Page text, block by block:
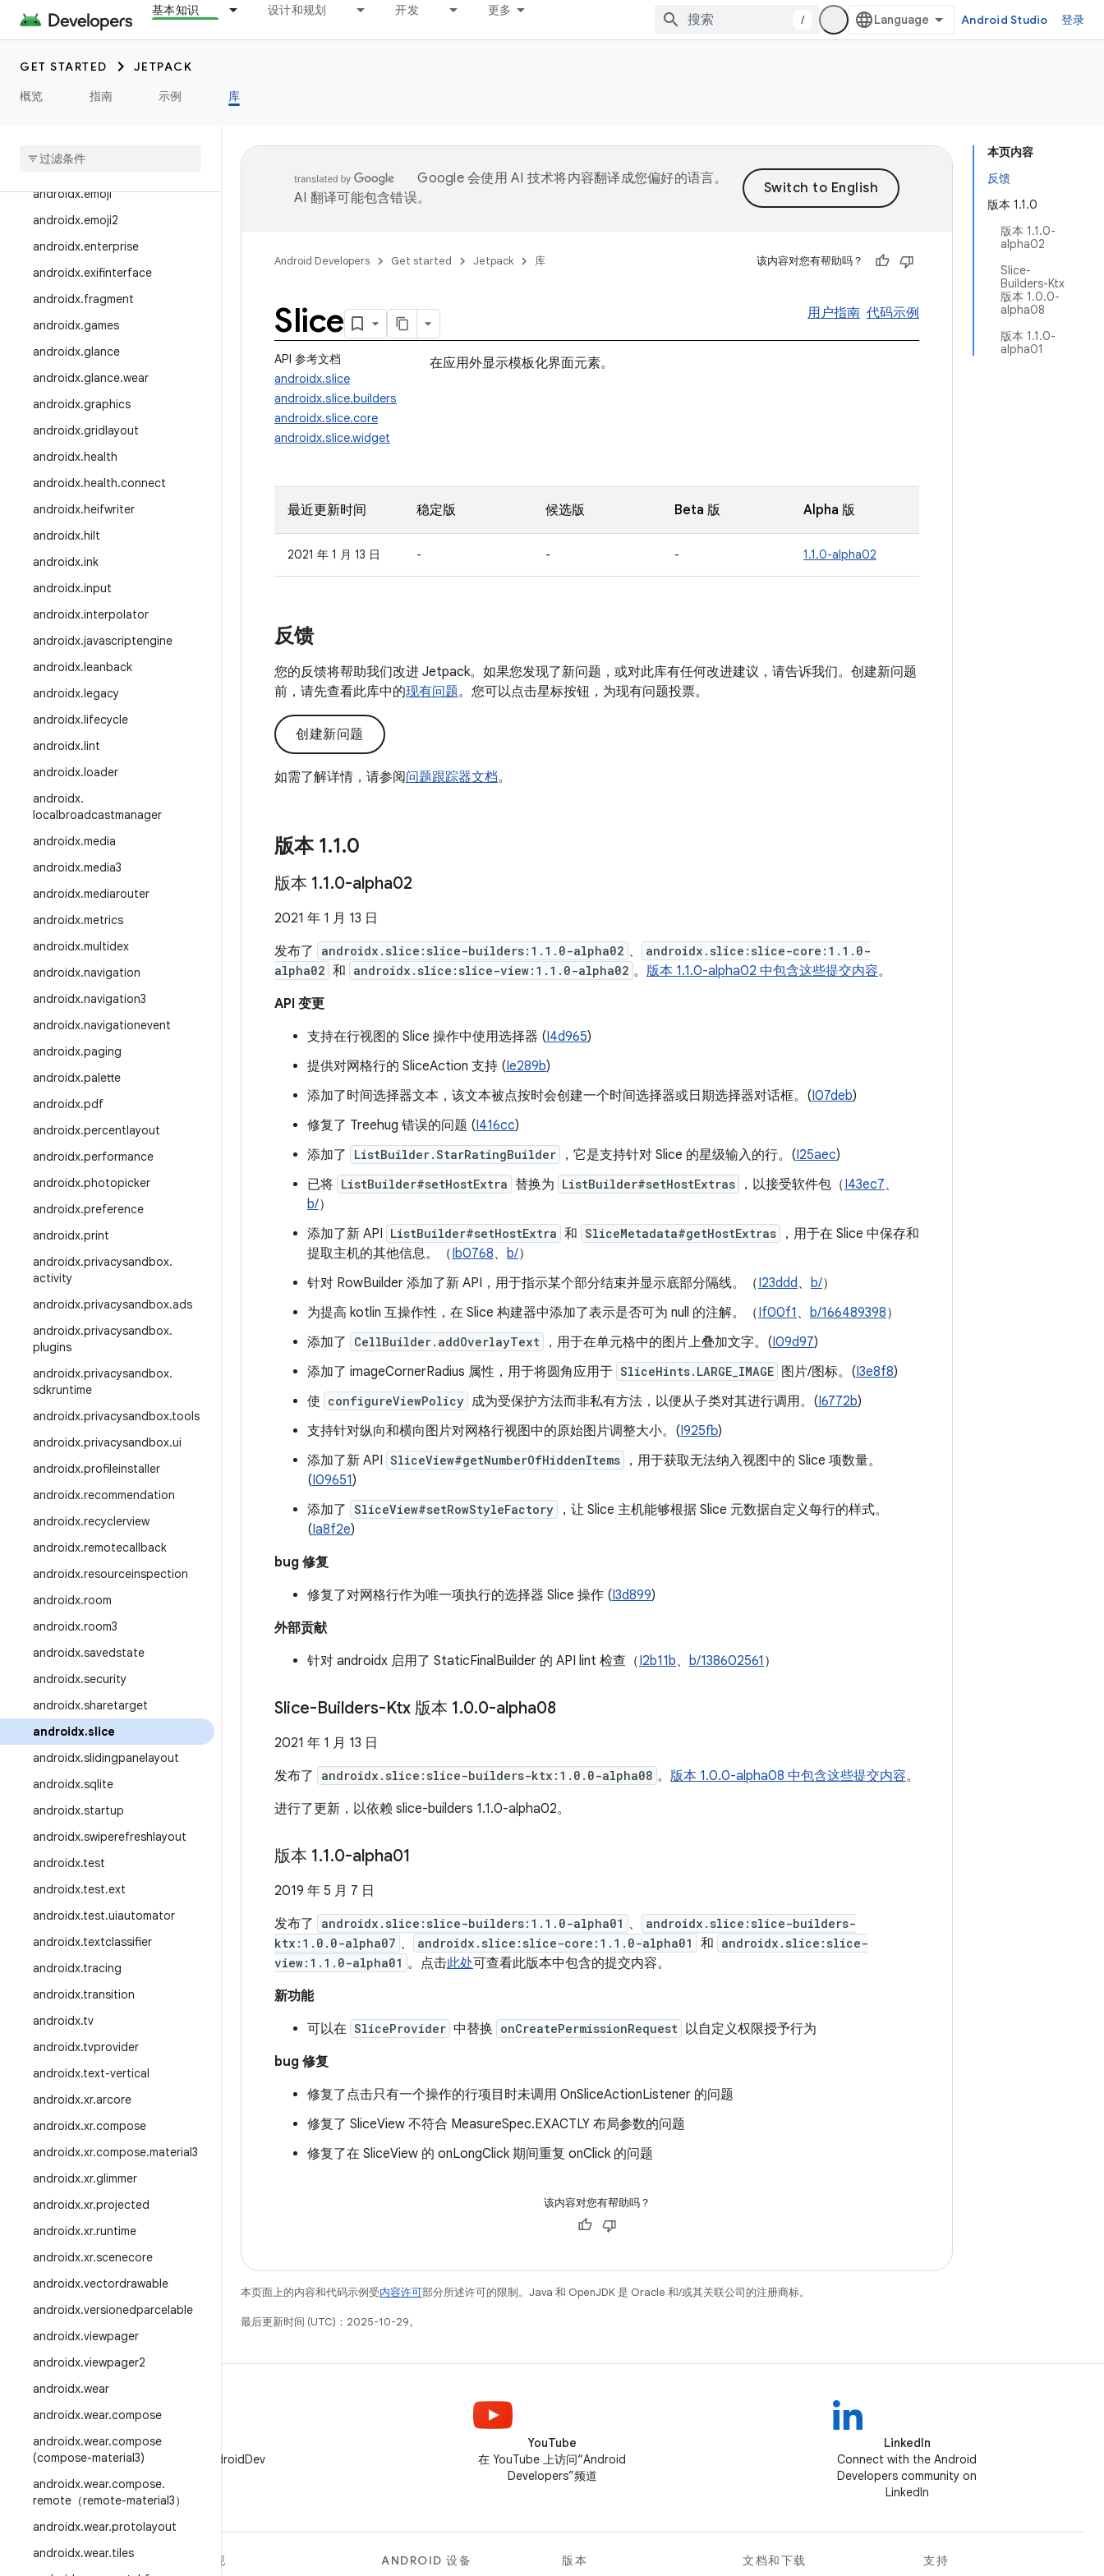
基本知识 设计和规划 开发 更多
/ Android Studio 登录
GET STARTED
JETPACK
概览
指南 示例 库
androidx.customview
androidx.databinding
androidx.datastore
androidx.documentfile
androidx .
androidx.emoji
androidx.emoji2
androidx.enterprise
androidx.exifinterface
androidx.fragment
androidx.games
androidx.glance
androidx.glance.wear
androidx.graphics
androidx.gridlayout
androidx.health
androidx.health.connect
androidx.heifwriter
androidx.hilt
androidx.ink
androidx.input
androidx.interpolator
androidx.javascriptengine
androidx.leanback
androidx.legacy
androidx.lifecycle
androidx.lint
androidx.loader
androidx.
localbroadcastmanager
androidx.media
androidx.media3
androidx.mediarouter
androidx.metrics
androidx.multidex
androidx.navigation
androidx.navigation3
androidx.navigationevent
androidx.paging
androidx.palette
androidx.pdf
androidx.percentlayout
androidx.performance
androidx.photopicker
androidx.preference
androidx.print
androidx.privacysandbox.
activity
androidx.privacysandbox.ads
androidx.privacysandbox.
plugins
androidx.privacysandbox.
sdkruntime
androidx.privacysandbox.tools
androidx.privacysandbox.ui
androidx.profileinstaller
androidx.recommendation
androidx.recyclerview
androidx.remotecallback
androidx.resourceinspection
androidx.room
androidx.room3
androidx.savedstate
androidx.security
androidx.sharetarget
androidx.slice
androidx.slidingpanelayout
androidx.sqlite
androidx.startup
androidx.swiperefreshlayout
androidx.test
androidx.test.ext
androidx.test.uiautomator
androidx.textclassifier
androidx.tracing
androidx.transition
androidx.tv
androidx.tvprovider
androidx.text-vertical
androidx.xr.arcore
androidx.xr.compose
androidx.xr.compose.material3
androidx.xr.glimmer
androidx.xr.projected
androidx.xr.runtime
androidx.xr.scenecore
androidx.vectordrawable
androidx.versionedparcelable
androidx.viewpager
androidx.viewpager2
androidx.wear
androidx.wear.compose
androidx.wear.compose
(compose-material3)
androidx.wear.compose.
remote（remote-material3）
androidx.wear.protolayout
androidx.wear.tiles
本页内容
反馈
版本 1.1.0
版本 1.1.0-
alpha02
Slice-
Builders-Ktx
版本 1.0.0-
alpha08
版本 1.1.0-
alpha01
Google 会使用 AI 技术将内容翻译成您偏好的语言。
AI 翻译可能包含错误。
Android Developers Get started Jetpack 库 该内容对您有帮助吗？
Slice 用户指南 代码示例
API 参考文档
androidx.slice
androidx.slice.builders
androidx.slice.core
androidx.slice.widget
在应用外显示模板化界面元素。
最近更新时间 稳定版 候选版 Beta 版 Alpha 版
2021 年 1 月 13 日 - - - 1.1.0-alpha02
反馈
您的反馈将帮助我们改进 Jetpack。如果您发现了新问题，或对此库有任何改进建议，请告诉我们。创建新问题
前，请先查看此库中的现有问题。您可以点击星标按钮，为现有问题投票。
创建新问题
如需了解详情，请参阅问题跟踪器文档。
版本 1.1.0
版本 1.1.0-alpha02
2021 年 1 月 13 日
发布了
androidx.slice:slice-builders:1.1.0-alpha02 、
androidx.slice:slice-core:1.1.0-
alpha02 和 androidx.slice:slice-view:1.1.0-alpha02 。 版本 1.1.0-alpha02 中包含这些提交内容。
API 变更
支持在行视图的 Slice 操作中使用选择器 (I4d965)
提供对网格行的 SliceAction 支持 (Ie289b)
添加了时间选择器文本，该文本被点按时会创建一个时间选择器或日期选择器对话框。(I07deb)
修复了 Treehug 错误的问题 (I416cc)
添加了
ListBuilder.StarRatingBuilder ，它是支持针对 Slice 的星级输入的行。(I25aec)
已将 ListBuilder#setHostExtra 替换为 ListBuilder#setHostExtras ，以接受软件包（I43ec7、
b/）
添加了新 API ListBuilder#setHostExtra 和 SliceMetadata#getHostExtras
，用于在 Slice 中保存和
提取主机的其他信息。（Ib0768、 b/）
针对 RowBuilder 添加了新 API，用于指示某个部分结束并显示底部分隔线。（I23ddd、 b/）
为提高 kotlin 互操作性，在 Slice 构建器中添加了表示是否可为 null 的注解。（If00f1 、 b/166489398）
添加了
CellBuilder.addOverlayText ，用于在单元格中的图片上叠加文字。(I09d97)
添加了 imageCornerRadius 属性，用于将圆角应用于 SliceHints.LARGE_IMAGE 图片/图标。(I3e8f8)
使 configureViewPolicy 成为受保护方法而非私有方法，以便从子类对其进行调用。(I6772b)
支持针对纵向和横向图片对网格行视图中的原始图片调整大小。(I925fb)
添加了新 API SliceView#getNumberOfHiddenItems
，用于获取无法纳入视图中的 Slice 项数量。
(I09651)
添加了 SliceView#setRowStyleFactory
，让 Slice 主机能够根据 Slice 元数据自定义每行的样式。
(Ia8f2e)
bug 修复
修复了对网格行作为唯一项执行的选择器 Slice 操作 (I3d899)
外部贡献
针对 androidx 启用了 StaticFinalBuilder 的 API lint 检查（I2b11b、 b/138602561 ）
Slice-Builders-Ktx 版本 1.0.0-alpha08
2021 年 1 月 13 日
发布了
androidx.slice:slice-builders-ktx:1.0.0-alpha08 。 版本 1.0.0-alpha08 中包含这些提交内容。
进行了更新，以依赖 slice-builders 1.1.0-alpha02。
版本 1.1.0-alpha01
2019 年 5 月 7 日
发布了
androidx.slice:slice-builders:1.1.0-alpha01 、
androidx.slice:slice-builders-
ktx:1.0.0-alpha07 、 androidx.slice:slice-core:1.1.0-alpha01 和 androidx.slice:slice-
view:1.1.0-alpha01 。点击此处可查看此版本中包含的提交内容。
新功能
可以在 SliceProvider 中替换 onCreatePermissionRequest 以自定义权限授予行为
bug 修复
修复了点击只有一个操作的行项目时未调用 OnSliceActionListener 的问题
修复了 SliceView 不符合 MeasureSpec.EXACTLY 布局参数的问题
修复了在 SliceView 的 onLongClick 期间重复 onClick 的问题
该内容对您有帮助吗？
本页面上的内容和代码示例受内容许可部分所述许可的限制。Java 和 OpenJDK 是 Oracle 和/或其关联公司的注册商标。
最后更新时间 (UTC)：2025-10-29。
在 X 上关注 @AndroidDev
YouTube
在 YouTube 上访问“Android
Developers”频道
LinkedIn
Connect with the Android
Developers community on
LinkedIn
关于 ANDROID 发现 ANDROID 设备 版本 文档和下载 支持